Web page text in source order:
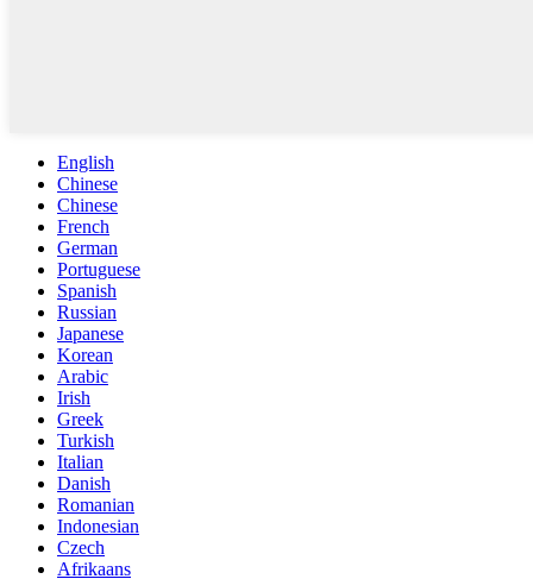
English
Chinese
Chinese
French
German
Portuguese
Spanish
Russian
Japanese
Korean
Arabic
Irish
Greek
Turkish
Italian
Danish
Romanian
Indonesian
Czech
Afrikaans